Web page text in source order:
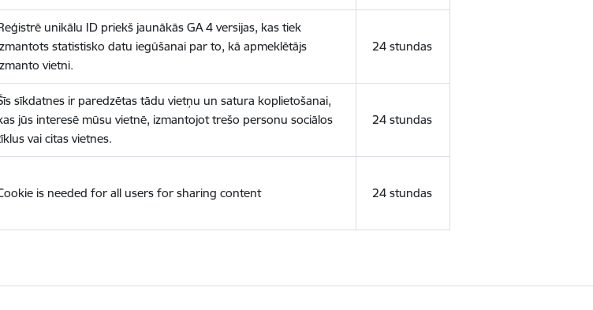
unikālu ID priekš jaunākās GA 4 versijas, kas tiek
statistisko datu iegūšanai par to, kā apmeklētājs
vietni.
24 stundas
sīkdatnes ir paredzētas tādu vietņu un satura koplietošanai,
jūs interesē mūsu vietnē, izmantojot trešo personu sociālos
vai citas vietnes.
24 stundas
is needed for all users for sharing content 24 stundas